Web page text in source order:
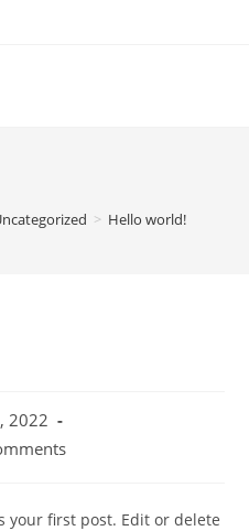
> Hello world!
2022
your first post. Edit or delete